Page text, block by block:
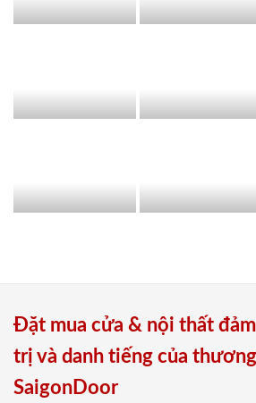
Đặt mua cửa & nội thất
trị và danh tiếng của
SaigonDoor